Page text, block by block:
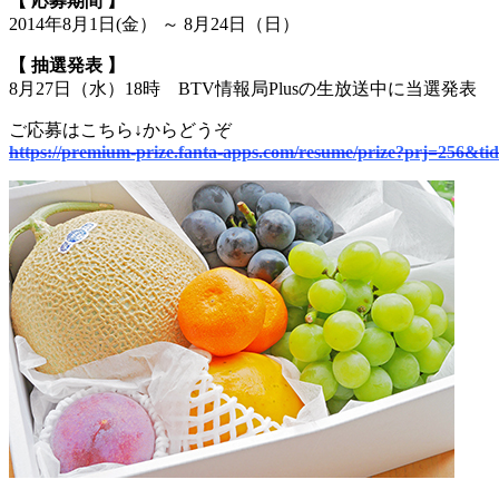
2014年8月1日(金） ～ 8月24日（日）
【 抽選発表 】
8月27日（水）18時 BTV情報局Plusの生放送中に当選発表
ご応募はこちら↓からどうぞ
https://premium-prize.fanta-apps.com/resume/